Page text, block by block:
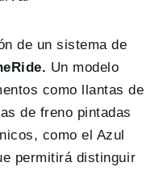
de un sistema de
Un modelo
como llantas de
de freno pintadas
como el Azul
permitirá distinguir